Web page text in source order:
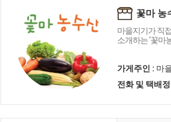
꽃마 농
마을지기가 직
소개하는 '꽃마
가게주인 : 마
전화 및 택배